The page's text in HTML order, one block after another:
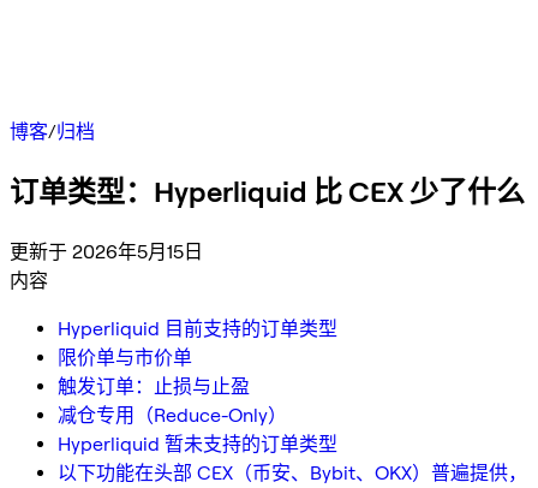
博客/归档
订单类型：Hyperliquid 比 CEX 少了什么
更新于 2026年5月15日
内容
Hyperliquid 目前支持的订单类型
限价单与市价单
触发订单：止损与止盈
减仓专用（Reduce-Only）
Hyperliquid 暂未支持的订单类型
以下功能在头部 CEX（币安、Bybit、OKX）普遍提供，